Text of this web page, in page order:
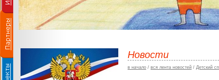
Новости
в начало / вся лента новостей / Детский